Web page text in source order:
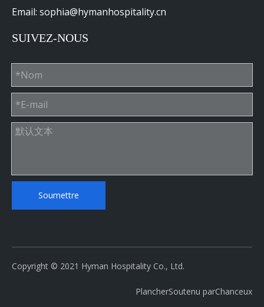
Email: sophia@hymanhospitality.cn
SUIVEZ-NOUS
Soumettre
Copyright © 2021 Hyman Hospitality Co., Ltd.
PlancherSoutenu parChanceux